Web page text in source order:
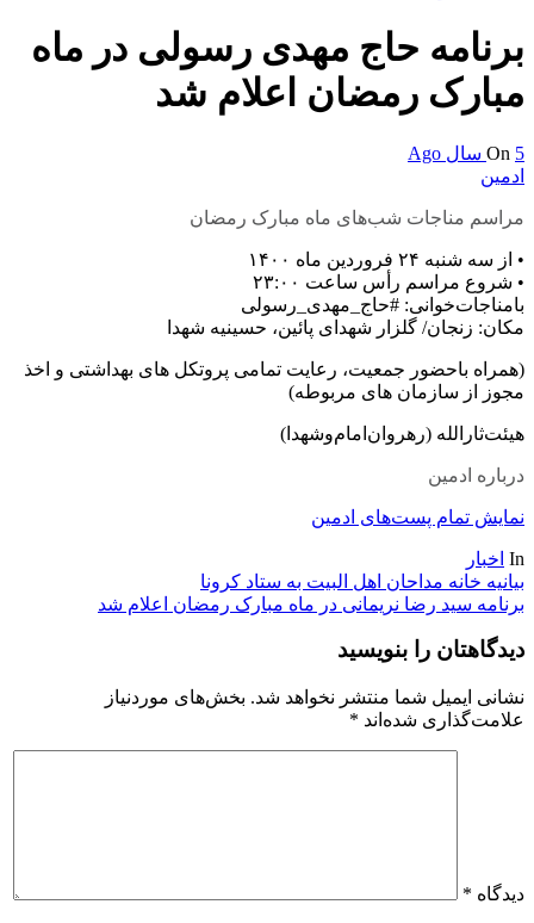
برنامه حاج مهدی رسولی در ماه
مبارک رمضان اعلام شد
On 5 سال Ago
ادمین
مراسم مناجات شب‌های ماه مبارک رمضان
• از سه شنبه ۲۴ فروردین ماه ۱۴۰۰
• شروع مراسم رأس ساعت ۲۳:۰۰
بامناجات‌خوانی: #حاج_مهدی_رسولی
مکان: زنجان/ گلزار شهدای پائین، حسینیه شهدا
(همراه باحضور جمعیت، رعایت تمامی پروتکل های بهداشتی و اخذ
مجوز از سازمان های مربوطه)
هیئت‌ثارالله (رهروان‌امام‌وشهدا)
درباره ادمین
نمایش تمام پست‌های ادمین
In اخبار
راهبری
نوشته
بیانیه خانه مداحان اهل البیت به ستاد کرونا
برنامه سید رضا نریمانی در ماه مبارک رمضان اعلام شد
دیدگاهتان را بنویسید
نشانی ایمیل شما منتشر نخواهد شد. بخش‌های موردنیاز
علامت‌گذاری شده‌اند *
دیدگاه *